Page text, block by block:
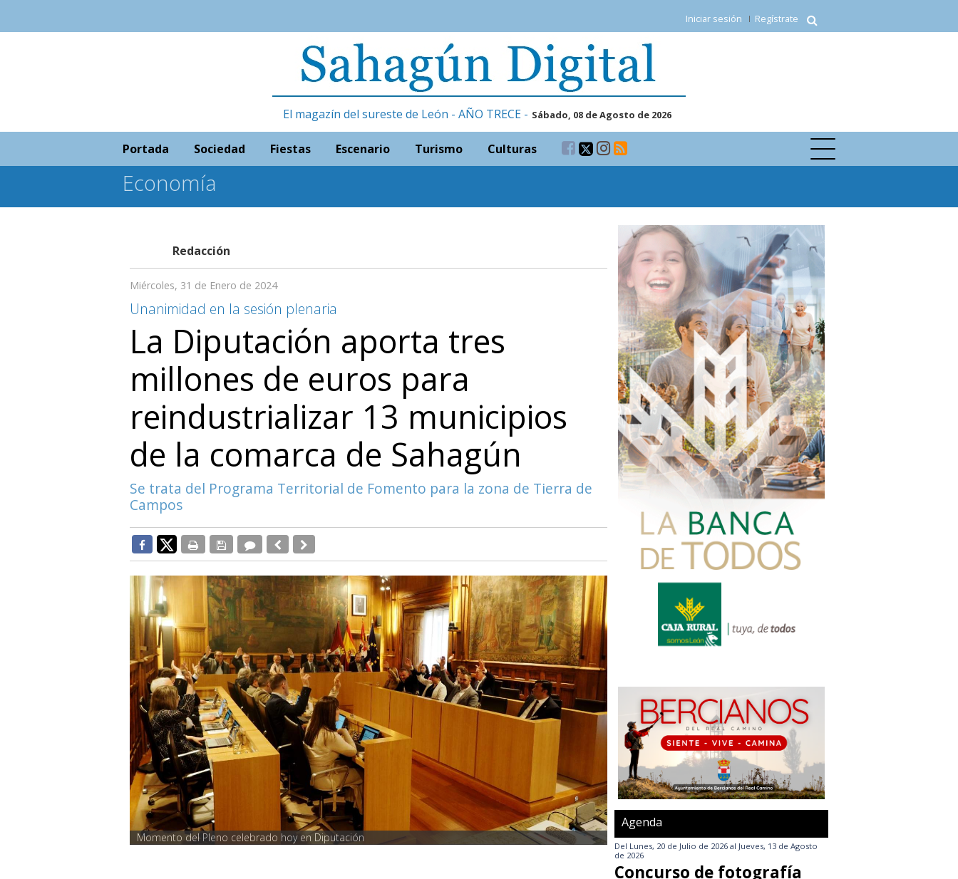
Iniciar sesión Regístrate
El magazín del sureste de León - AÑO TRECE - Sábado, 08 de Agosto de 2026
Portada Sociedad Fiestas Escenario Turismo Culturas
Economía
Redacción
Miércoles, 31 de Enero de 2024
Unanimidad en la sesión plenaria
La Diputación aporta tres
millones de euros para
reindustrializar 13 municipios
de la comarca de Sahagún
Se trata del Programa Territorial de Fomento para la zona de Tierra de
Campos
Momento del Pleno celebrado hoy en Diputación
Agenda
Del Lunes, 20 de Julio de 2026 al Jueves, 13 de Agosto
de 2026
Concurso de fotografía